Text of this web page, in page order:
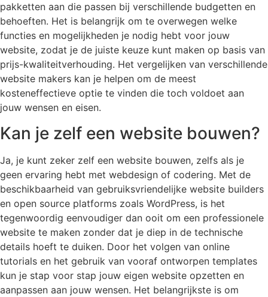
pakketten aan die passen bij verschillende budgetten en
behoeften. Het is belangrijk om te overwegen welke
functies en mogelijkheden je nodig hebt voor jouw
website, zodat je de juiste keuze kunt maken op basis van
prijs-kwaliteitverhouding. Het vergelijken van verschillende
website makers kan je helpen om de meest
kosteneffectieve optie te vinden die toch voldoet aan
jouw wensen en eisen.
Kan je zelf een website bouwen?
Ja, je kunt zeker zelf een website bouwen, zelfs als je
geen ervaring hebt met webdesign of codering. Met de
beschikbaarheid van gebruiksvriendelijke website builders
en open source platforms zoals WordPress, is het
tegenwoordig eenvoudiger dan ooit om een professionele
website te maken zonder dat je diep in de technische
details hoeft te duiken. Door het volgen van online
tutorials en het gebruik van vooraf ontworpen templates
kun je stap voor stap jouw eigen website opzetten en
aanpassen aan jouw wensen. Het belangrijkste is om